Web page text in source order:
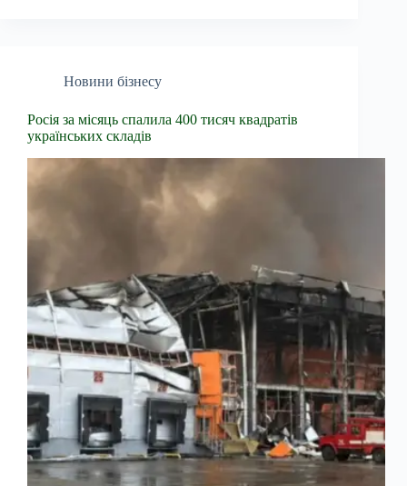
Новини бізнесу
Росія за місяць спалила 400 тисяч квадратів
українських складів